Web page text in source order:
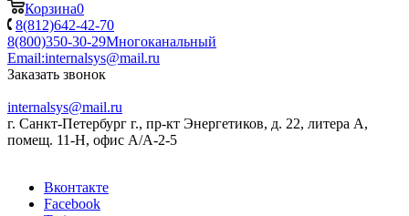
Корзина0
8(812)642-42-70
8(800)350-30-29Многоканальный
Email:internalsys@mail.ru
Заказать звонок
internalsys@mail.ru
г. Санкт-Петербург г., пр-кт Энергетиков, д. 22, литера А,
помещ. 11-Н, офис А/А-2-5
Вконтакте
Facebook